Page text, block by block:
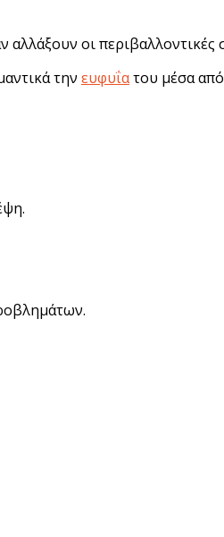
αλλάξουν οι περιβαλλοντικές
την ευφυΐατου μέσα από